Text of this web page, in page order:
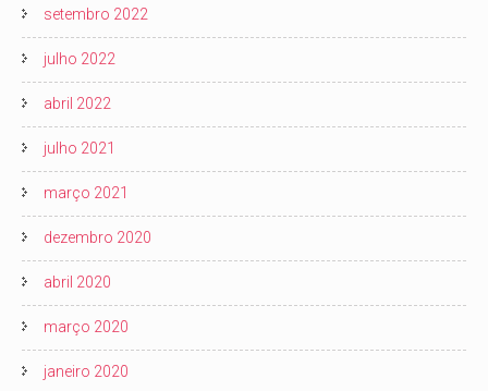
setembro 2022
julho 2022
abril 2022
julho 2021
março 2021
dezembro 2020
abril 2020
março 2020
janeiro 2020